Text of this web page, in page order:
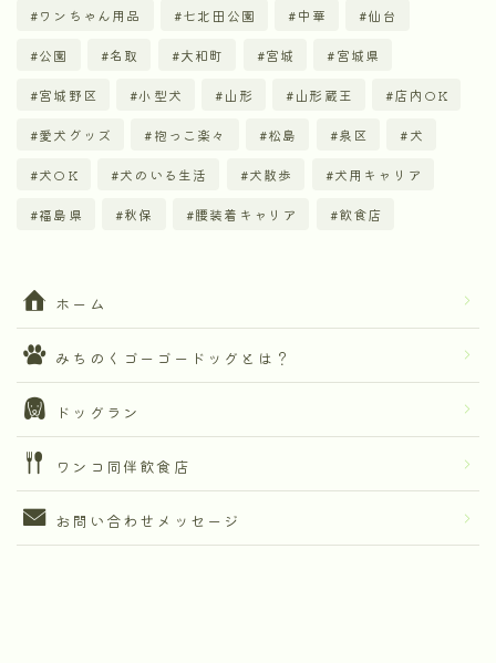
ワンちゃん用品 七北田公園 中華 仙台
公園 名取 大和町 宮城 宮城県
宮城野区 小型犬 山形 山形蔵王 店内OK
愛犬グッズ 抱っこ楽々 松島 泉区 犬
犬OK 犬のいる生活 犬散歩 犬用キャリア
福島県 秋保 腰装着キャリア 飲食店
ホーム
みちのくゴーゴードッグとは？
ドッグラン
ワンコ同伴飲食店
お問い合わせメッセージ